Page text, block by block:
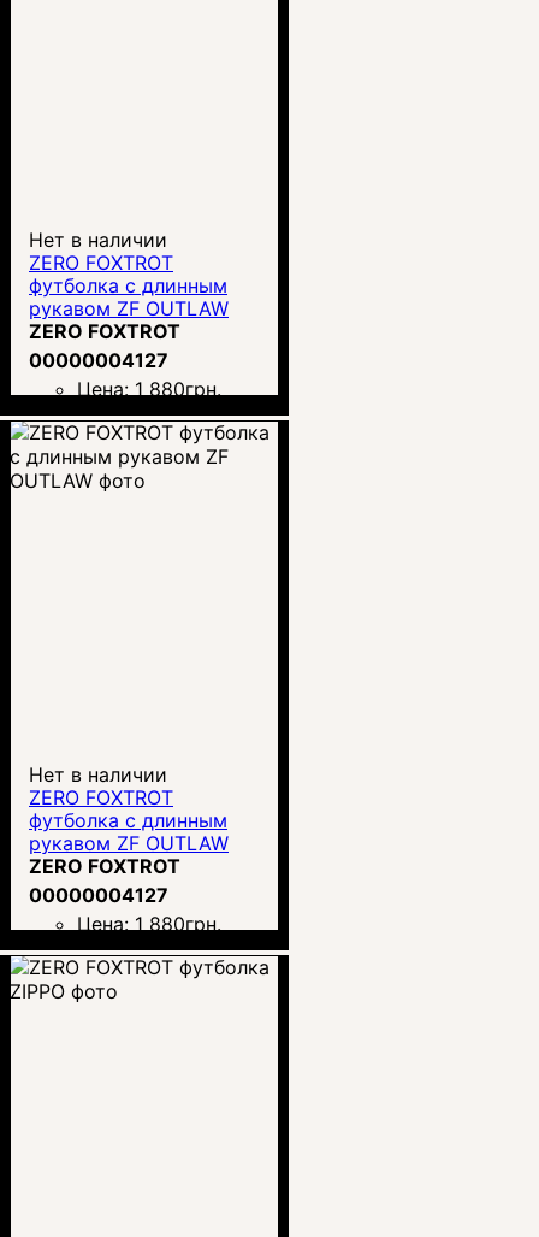
Нет в наличии
ZERO FOXTROT
футболка с длинным
рукавом ZF OUTLAW
ZERO FOXTROT
00000004127
Цена: 1 880грн.
Нет в наличии
ZERO FOXTROT
футболка с длинным
рукавом ZF OUTLAW
ZERO FOXTROT
00000004127
Цена: 1 880грн.